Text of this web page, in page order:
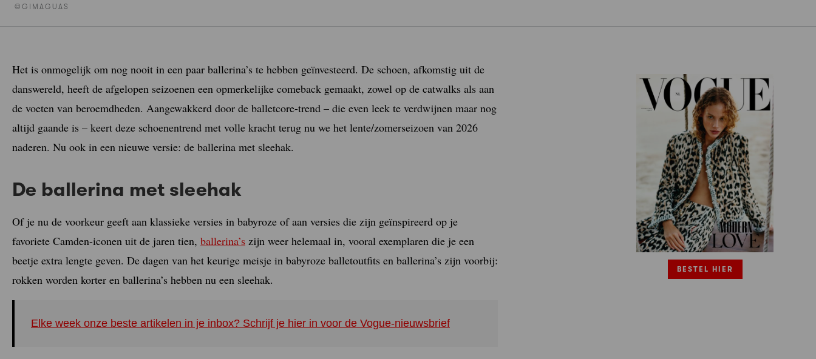
©GIMAGUAS
Het is onmogelijk om nog nooit in een paar ballerina’s te hebben geïnvesteerd. De schoen, afkomstig uit de
danswereld, heeft de afgelopen seizoenen een opmerkelijke comeback gemaakt, zowel op de catwalks als aan
de voeten van beroemdheden. Aangewakkerd door de balletcore-trend – die even leek te verdwijnen maar nog
altijd gaande is – keert deze schoenentrend met volle kracht terug nu we het lente/zomerseizoen van 2026
naderen. Nu ook in een nieuwe versie: de ballerina met sleehak.
De ballerina met sleehak
Of je nu de voorkeur geeft aan klassieke versies in babyroze of aan versies die zijn geïnspireerd op je
favoriete Camden-iconen uit de jaren tien, ballerina’s zijn weer helemaal in, vooral exemplaren die je een
beetje extra lengte geven. De dagen van het keurige meisje in babyroze balletoutfits en ballerina’s zijn voorbij:
rokken worden korter en ballerina’s hebben nu een sleehak.
Elke week onze beste artikelen in je inbox? Schrijf je hier in voor de Vogue-nieuwsbrief
BESTEL HIER